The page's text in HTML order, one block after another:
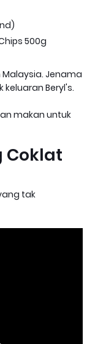
500g
Jenama
Beryl's.
makan untuk
Coklat
tak